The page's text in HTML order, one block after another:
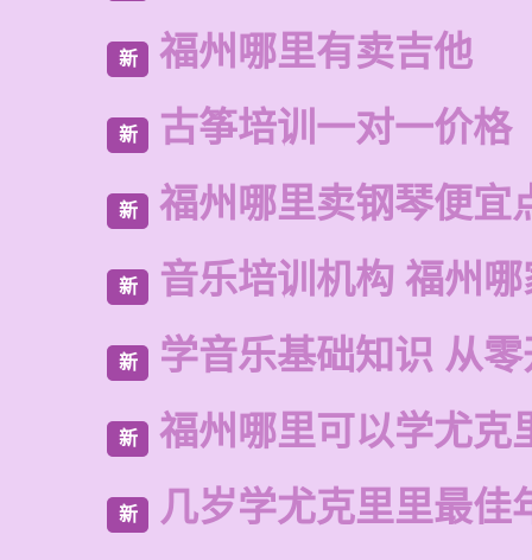
新 福州哪里有卖吉他
新 古筝培训一对一价格
新 福州哪里卖钢琴便宜
新 音乐培训机构 福州
新 学音乐基础知识 从
新 福州哪里可以学尤克
新 几岁学尤克里里最佳